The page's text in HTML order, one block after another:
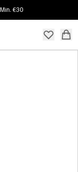
€30